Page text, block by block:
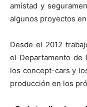
amistad y
algunos proyectos
Desde el 2012
el Departamento de
los concept-cars y
producción en los